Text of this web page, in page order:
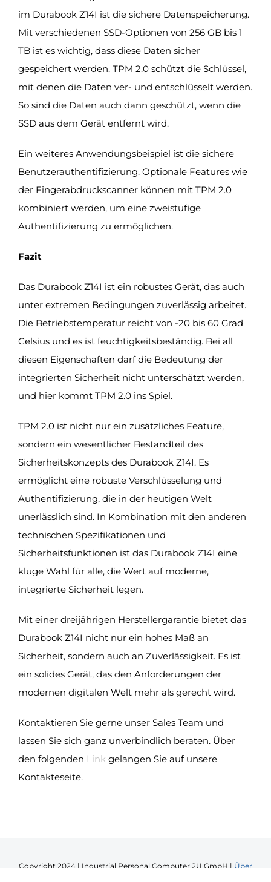
im Durabook Z14I ist die sichere Datenspeicherung.
Mit verschiedenen SSD-Optionen von 256 GB bis 1
TB ist es wichtig, dass diese Daten sicher
gespeichert werden. TPM 2.0 schützt die Schlüssel,
mit denen die Daten ver- und entschlüsselt werden.
So sind die Daten auch dann geschützt, wenn die
SSD aus dem Gerät entfernt wird.
Ein weiteres Anwendungsbeispiel ist die sichere
Benutzerauthentifizierung. Optionale Features wie
der Fingerabdruckscanner können mit TPM 2.0
kombiniert werden, um eine zweistufige
Authentifizierung zu ermöglichen.
Fazit
Das Durabook Z14I ist ein robustes Gerät, das auch
unter extremen Bedingungen zuverlässig arbeitet.
Die Betriebstemperatur reicht von -20 bis 60 Grad
Celsius und es ist feuchtigkeitsbeständig. Bei all
diesen Eigenschaften darf die Bedeutung der
integrierten Sicherheit nicht unterschätzt werden,
und hier kommt TPM 2.0 ins Spiel.
TPM 2.0 ist nicht nur ein zusätzliches Feature,
sondern ein wesentlicher Bestandteil des
Sicherheitskonzepts des Durabook Z14I. Es
ermöglicht eine robuste Verschlüsselung und
Authentifizierung, die in der heutigen Welt
unerlässlich sind. In Kombination mit den anderen
technischen Spezifikationen und
Sicherheitsfunktionen ist das Durabook Z14I eine
kluge Wahl für alle, die Wert auf moderne,
integrierte Sicherheit legen.
Mit einer dreijährigen Herstellergarantie bietet das
Durabook Z14I nicht nur ein hohes Maß an
Sicherheit, sondern auch an Zuverlässigkeit. Es ist
ein solides Gerät, das den Anforderungen der
modernen digitalen Welt mehr als gerecht wird.
Kontaktieren Sie gerne unser Sales Team und
lassen Sie sich ganz unverbindlich beraten. Über
den folgenden Link gelangen Sie auf unsere
Kontakteseite.
Copyright 2024 | Industrial Personal Computer 2U GmbH | Über